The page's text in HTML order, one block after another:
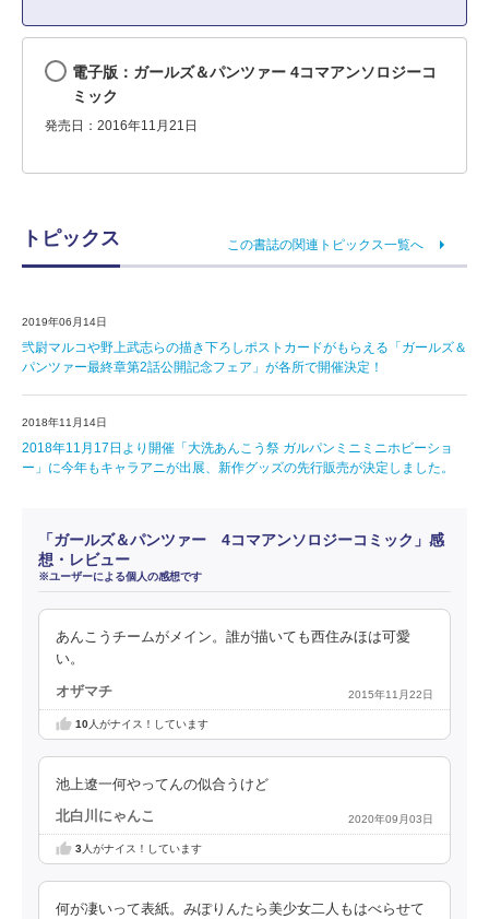
電子版：ガールズ＆パンツァー 4コマアンソロジーコ
ミック
発売日：2016年11月21日
トピックス この書誌の関連トピックス一覧へ
2019年06月14日
弐尉マルコや野上武志らの描き下ろしポストカードがもらえる「ガールズ＆
パンツァー最終章第2話公開記念フェア」が各所で開催決定！
2018年11月14日
2018年11月17日より開催「大洗あんこう祭 ガルパンミニミニホビーショ
ー」に今年もキャラアニが出展、新作グッズの先行販売が決定しました。
「ガールズ＆パンツァー 4コマアンソロジーコミック」感
想・レビュー
※ユーザーによる個人の感想です
あんこうチームがメイン。誰が描いても西住みほは可愛
い。
オザマチ 2015年11月22日
10人がナイス！しています
池上遼一何やってんの似合うけど
北白川にゃんこ 2020年09月03日
3人がナイス！しています
何が凄いって表紙。みぽりんたら美少女二人もはべらせて